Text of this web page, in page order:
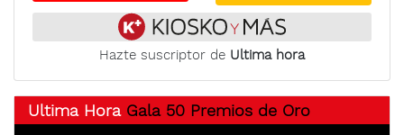
Hazte suscriptor de Ultima hora
Ultima Hora Gala 50 Premios de Oro